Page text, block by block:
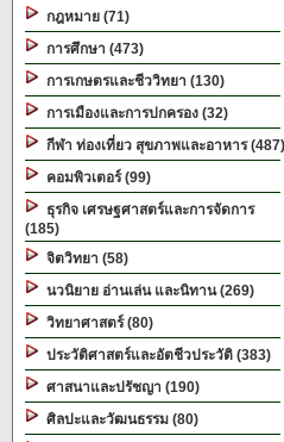
กฎหมาย (71)
การศึกษา (473)
การเกษตรและชีววิทยา (130)
การเมืองและการปกครอง (32)
กีฬา ท่องเที่ยว สุขภาพและอาหาร (487)
คอมพิวเตอร์ (99)
ธุรกิจ เศรษฐศาสตร์และการจัดการ
(185)
จิตวิทยา (58)
นวนิยาย อ่านเล่น และนิทาน (269)
วิทยาศาสตร์ (80)
ประวัติศาสตร์และอัตชีวประวัติ (383)
ศาสนาและปรัชญา (190)
ศิลปะและวัฒนธรรม (80)